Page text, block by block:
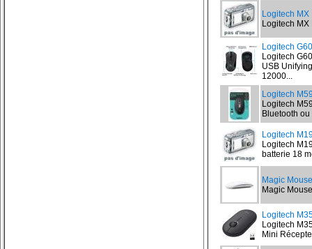
Logitech MX
Logitech MX
Logitech
Logitech
USB
12000...
Logitech
Logitech
Bluetooth
Logitech
Logitech
batterie 18
Magic
Magic
Logitech
Logitech
Mini